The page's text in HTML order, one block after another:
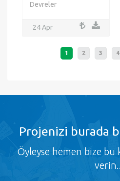
Devreler
24 Apr
1 2 3 4
Projenizi burada
Öyleyse hemen bize bu